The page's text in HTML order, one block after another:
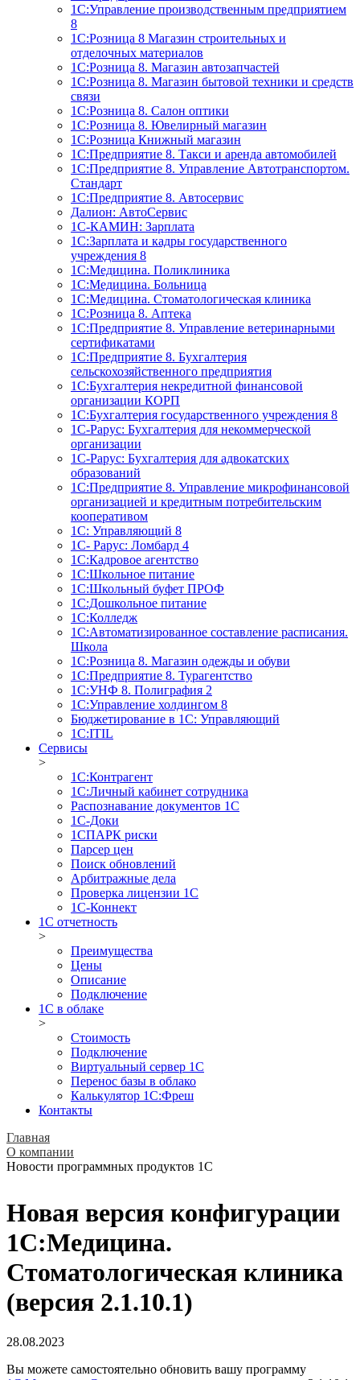
1C:Управление производственным предприятием
8
1С:Розница 8 Магазин строительных и
отделочных материалов
1С:Розница 8. Магазин автозапчастей
1С:Розница 8. Магазин бытовой техники и средств
связи
1С:Розница 8. Салон оптики
1С:Розница 8. Ювелирный магазин
1С:Розница Книжный магазин
1C:Предприятие 8. Такси и аренда автомобилей
1С:Предприятие 8. Управление Автотранспортом.
Стандарт
1C:Предприятие 8. Автосервис
Далион: АвтоСервис
1С-КАМИН: Зарплата
1С:Зарплата и кадры государственного
учреждения 8
1С:Медицина. Поликлиника
1С:Медицина. Больница
1С:Медицина. Стоматологическая клиника
1С:Розница 8. Аптека
1C:Предприятие 8. Управление ветеринарными
сертификатами
1С:Предприятие 8. Бухгалтерия
сельскохозяйственного предприятия
1C:Бухгалтерия некредитной финансовой
организации КОРП
1С:Бухгалтерия государственного учреждения 8
1С-Рарус: Бухгалтерия для некоммерческой
организации
1С-Рарус: Бухгалтерия для адвокатских
образований
1С:Предприятие 8. Управление микрофинансовой
организацией и кредитным потребительским
кооперативом
1С: Управляющий 8
1С- Рарус: Ломбард 4
1С:Кадровое агентство
1С:Школьное питание
1С:Школьный буфет ПРОФ
1C:Дошкольное питание
1С:Колледж
1С:Автоматизированное составление расписания.
Школа
1С:Розница 8. Магазин одежды и обуви
1С:Предприятие 8. Турагентство
1С:УНФ 8. Полиграфия 2
1С:Управление холдингом 8
Бюджетирование в 1С: Управляющий
1С:ITIL
Сервисы
>
1C:Контрагент
1С:Личный кабинет сотрудника
Распознавание документов 1С
1С-Доки
1CПАРК риски
Парсер цен
Поиск обновлений
Арбитражные дела
Проверка лицензии 1С
1С-Коннект
1C отчетность
>
Преимущества
Цены
Описание
Подключение
1С в облаке
>
Стоимость
Подключение
Виртуальный сервер 1С
Перенос базы в облако
Калькулятор 1С:Фреш
Контакты
Главная
О компании
Новости программных продуктов 1С
Новая версия конфигурации
1С:Медицина.
Стоматологическая клиника
(версия 2.1.10.1)
28.08.2023
Вы можете самостоятельно обновить вашу программу